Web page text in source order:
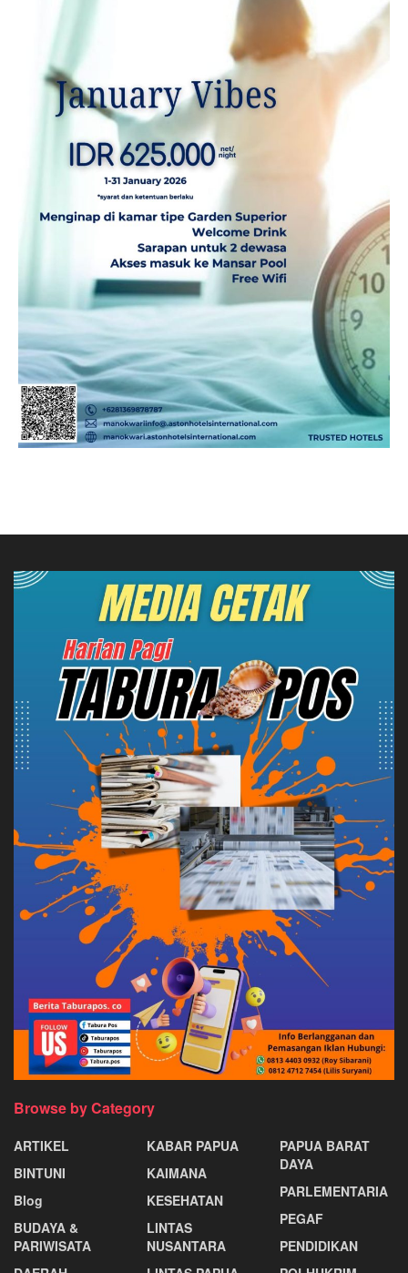
Browse by Category
ARTIKEL
BINTUNI
Blog
BUDAYA &
PARIWISATA
KABAR PAPUA
KAIMANA
KESEHATAN
LINTAS
NUSANTARA
PAPUA BARAT
DAYA
PARLEMENTARIA
PEGAF
PENDIDIKAN